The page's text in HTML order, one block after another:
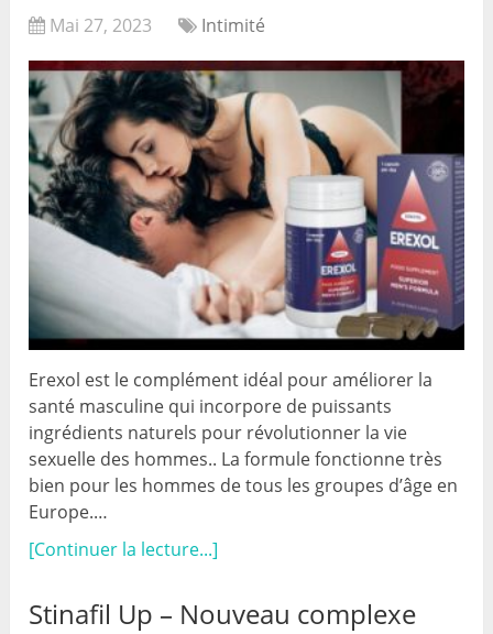
Mai 27, 2023 Intimité
Erexol est le complément idéal pour améliorer la
santé masculine qui incorpore de puissants
ingrédients naturels pour révolutionner la vie
sexuelle des hommes.. La formule fonctionne très
bien pour les hommes de tous les groupes d’âge en
Europe.…
[Continuer la lecture...]
Stinafil Up – Nouveau complexe